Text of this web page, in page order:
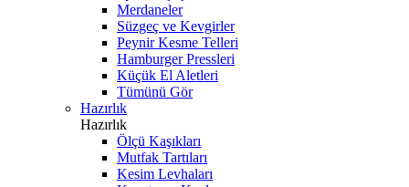
Merdaneler
Süzgeç ve Kevgirler
Peynir Kesme Telleri
Hamburger Pressleri
Küçük El Aletleri
Tümünü Gör
Hazırlık
Hazırlık
Ölçü Kaşıkları
Mutfak Tartıları
Kesim Levhaları